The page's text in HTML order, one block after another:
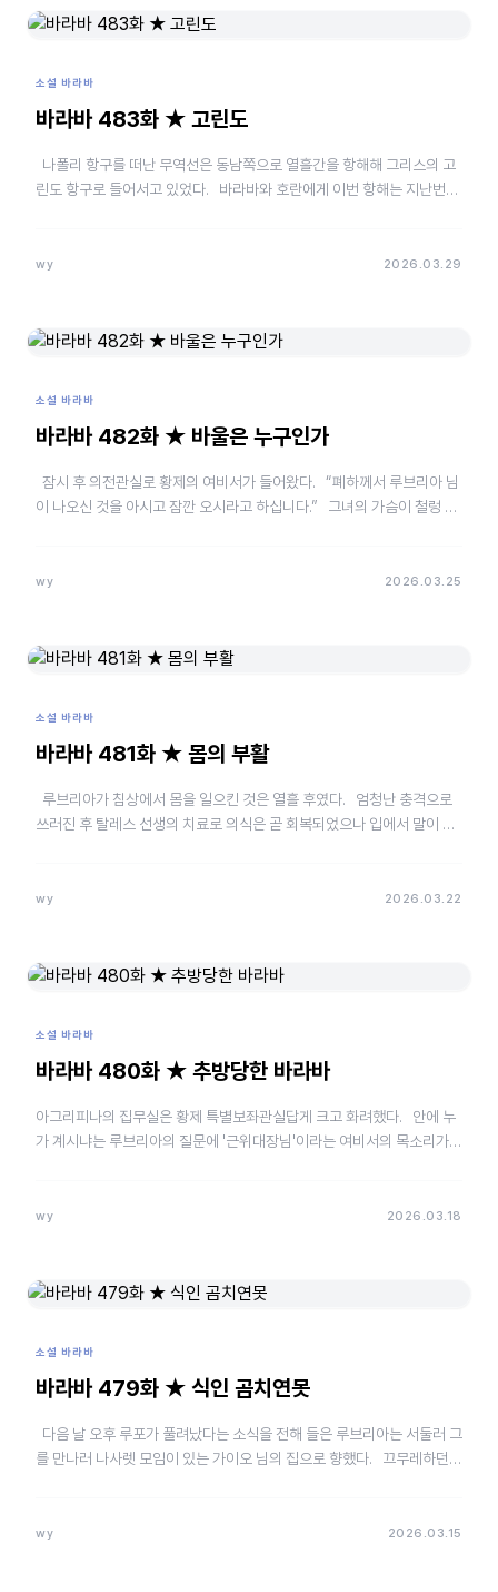
소설 바라바
바라바 483화 ★ 고린도
나폴리 항구를 떠난 무역선은 동남쪽으로 열흘간을 항해해 그리스의 고
린도 항구로 들어서고 있었다. 바라바와 호란에게 이번 항해는 지난번과
wy 2026.03.29
소설 바라바
바라바 482화 ★ 바울은 누구인가
잠시 후 의전관실로 황제의 여비서가 들어왔다. “폐하께서 루브리아 님
이 나오신 것을 아시고 잠깐 오시라고 하십니다.” 그녀의 가슴이 철렁 내
wy 2026.03.25
소설 바라바
바라바 481화 ★ 몸의 부활
루브리아가 침상에서 몸을 일으킨 것은 열흘 후였다. 엄청난 충격으로
쓰러진 후 탈레스 선생의 치료로 의식은 곧 회복되었으나 입에서 말이 나
wy 2026.03.22
소설 바라바
바라바 480화 ★ 추방당한 바라바
아그리피나의 집무실은 황제 특별보좌관실답게 크고 화려했다. 안에 누
가 계시냐는 루브리아의 질문에 '근위대장님'이라는 여비서의 목소리가
wy 2026.03.18
소설 바라바
바라바 479화 ★ 식인 곰치연못
다음 날 오후 루포가 풀려났다는 소식을 전해 들은 루브리아는 서둘러 그
를 만나러 나사렛 모임이 있는 가이오 님의 집으로 향했다. 끄무레하던
wy 2026.03.15